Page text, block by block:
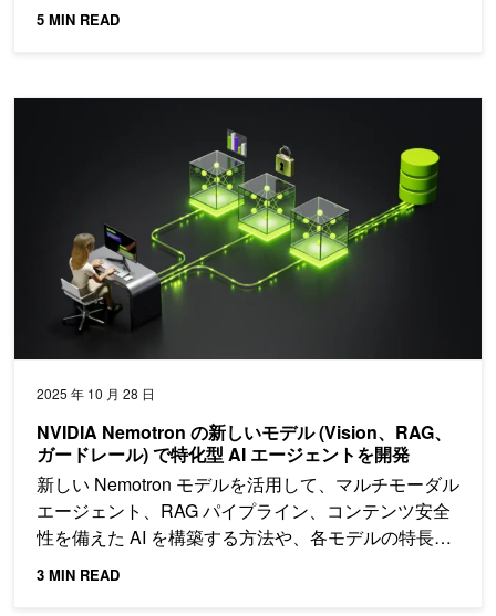
5 MIN READ
2025 年 10 月 28 日
NVIDIA Nemotron の新しいモデル (Vision、RAG、
ガードレール) で特化型 AI エージェントを開発
新しい Nemotron モデルを活用して、マルチモーダル
エージェント、RAG パイプライン、コンテンツ安全
性を備えた AI を構築する方法や、各モデルの特長、
性能、チュートリアルを紹介します。
3 MIN READ